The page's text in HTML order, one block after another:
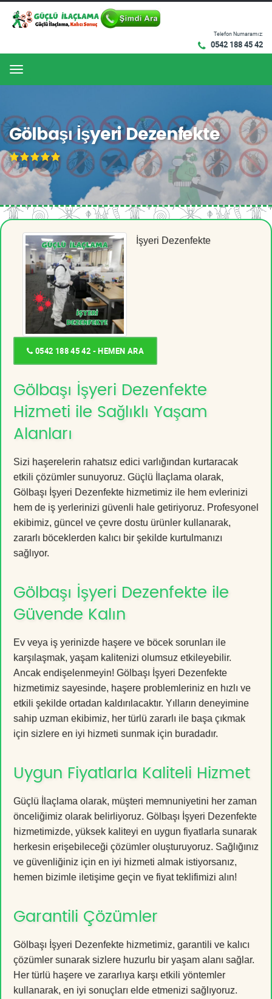
Telefon Numaramız:
0542 188 45 42
Menu
Gölbaşı İşyeri Dezenfekte
İşyeri Dezenfekte
0542 188 45 42 - HEMEN ARA
Gölbaşı İşyeri Dezenfekte
Hizmeti ile Sağlıklı Yaşam
Alanları
Sizi haşerelerin rahatsız edici varlığından kurtaracak
etkili çözümler sunuyoruz. Güçlü İlaçlama olarak,
Gölbaşı İşyeri Dezenfekte hizmetimiz ile hem evlerinizi
hem de iş yerlerinizi güvenli hale getiriyoruz. Profesyonel
ekibimiz, güncel ve çevre dostu ürünler kullanarak,
zararlı böceklerden kalıcı bir şekilde kurtulmanızı
sağlıyor.
Gölbaşı İşyeri Dezenfekte ile
Güvende Kalın
Ev veya iş yerinizde haşere ve böcek sorunları ile
karşılaşmak, yaşam kalitenizi olumsuz etkileyebilir.
Ancak endişelenmeyin! Gölbaşı İşyeri Dezenfekte
hizmetimiz sayesinde, haşere problemleriniz en hızlı ve
etkili şekilde ortadan kaldırılacaktır. Yılların deneyimine
sahip uzman ekibimiz, her türlü zararlı ile başa çıkmak
için sizlere en iyi hizmeti sunmak için buradadır.
Uygun Fiyatlarla Kaliteli Hizmet
Güçlü İlaçlama olarak, müşteri memnuniyetini her zaman
önceliğimiz olarak belirliyoruz. Gölbaşı İşyeri Dezenfekte
hizmetimizde, yüksek kaliteyi en uygun fiyatlarla sunarak
herkesin erişebileceği çözümler oluşturuyoruz. Sağlığınız
ve güvenliğiniz için en iyi hizmeti almak istiyorsanız,
hemen bizimle iletişime geçin ve fiyat teklifimizi alın!
Garantili Çözümler
Gölbaşı İşyeri Dezenfekte hizmetimiz, garantili ve kalıcı
çözümler sunarak sizlere huzurlu bir yaşam alanı sağlar.
Her türlü haşere ve zararlıya karşı etkili yöntemler
kullanarak, en iyi sonuçları elde etmenizi sağlıyoruz.